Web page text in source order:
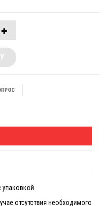
упаковкой
отсутствия необходимого